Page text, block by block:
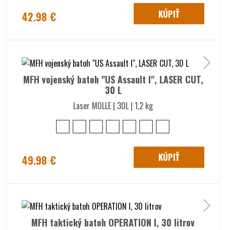
42.98 € KÚPIŤ
MFH vojenský batoh "US Assault I", LASER CUT,
30 L
Laser MOLLE | 30L | 1,2 kg
49.98 € KÚPIŤ
MFH taktický batoh OPERATION I, 30 litrov